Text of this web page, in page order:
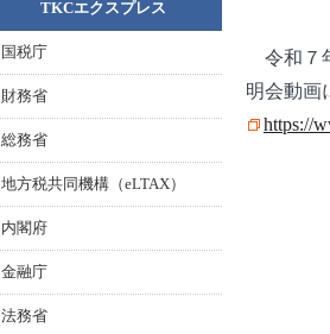
令和７
明会動画
https://
TKCエクスプレス
国税庁
財務省
総務省
地方税共同機構（eLTAX）
内閣府
金融庁
法務省